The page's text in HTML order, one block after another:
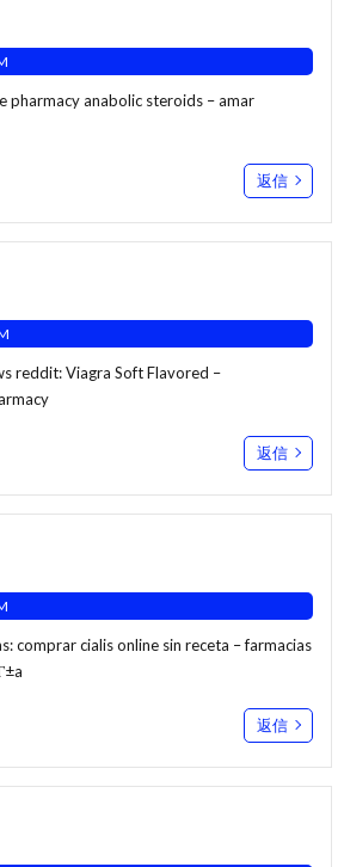
pharmacy anabolic steroids – amar
返信
reddit:Viagra Soft Flavored –
返信
comprar cialis online sin receta – farmacias
返信